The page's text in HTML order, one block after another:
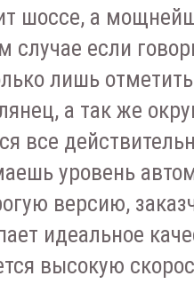
шоссе, а
случае если
лишь
а так же
все
уровень
версию,
идеальное
высокую